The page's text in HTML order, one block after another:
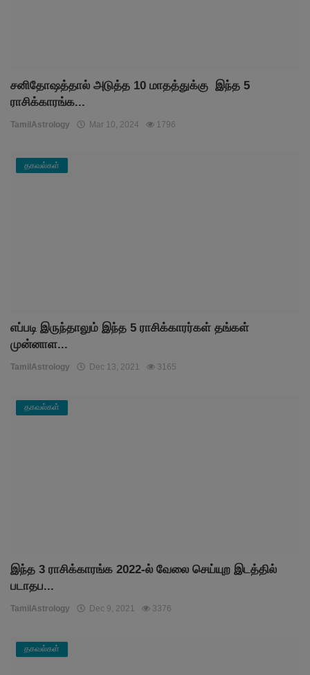
சனிதோஷத்தால் அடுத்த 10 மாதத்துக்கு இந்த 5
ராசிக்காரங்க...
TamilAstrology Mar 10, 2024 1796
தகவல்கள்
எப்படி இருந்தாலும் இந்த 5 ராசிக்காரர்கள் தங்கள்
முன்னாள...
TamilAstrology Dec 13, 2021 3165
தகவல்கள்
இந்த 3 ராசிக்காரங்க 2022-ல் வேலை செய்யுற இடத்தில்
படாதப...
TamilAstrology Dec 9, 2021 3376
தகவல்கள்